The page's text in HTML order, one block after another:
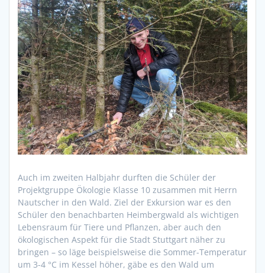
Auch im zweiten Halbjahr durften die Schüler der
Projektgruppe Ökologie Klasse 10 zusammen mit Herrn
Nautscher in den Wald. Ziel der Exkursion war es den
Schüler den benachbarten Heimbergwald als wichtigen
Lebensraum für Tiere und Pflanzen, aber auch den
ökologischen Aspekt für die Stadt Stuttgart näher zu
bringen – so läge beispielsweise die Sommer-Temperatur
um 3-4 °C im Kessel höher, gäbe es den Wald um